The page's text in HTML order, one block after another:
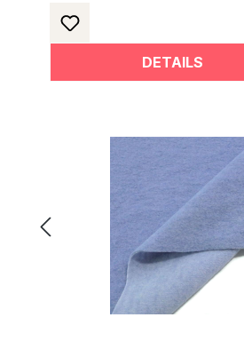
DETAILS